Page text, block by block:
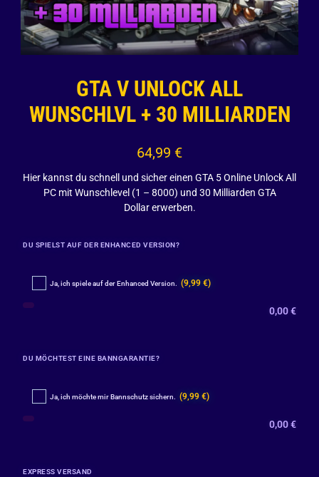
GTA V UNLOCK ALL
WUNSCHLVL + 30 MILLIARDEN
64,99 €
Hier kannst du schnell und sicher einen GTA 5 Online Unlock All
PC mit Wunschlevel (1 – 8000) und 30 Milliarden GTA
Dollar erwerben.
DU SPIELST AUF DER ENHANCED VERSION?
Ja, ich spiele auf der Enhanced Version. (9,99 €)
0,00€
DU MÖCHTEST EINE BANNGARANTIE?
Ja, ich möchte mir Bannschutz sichern. (9,99 €)
0,00€
EXPRESS VERSAND